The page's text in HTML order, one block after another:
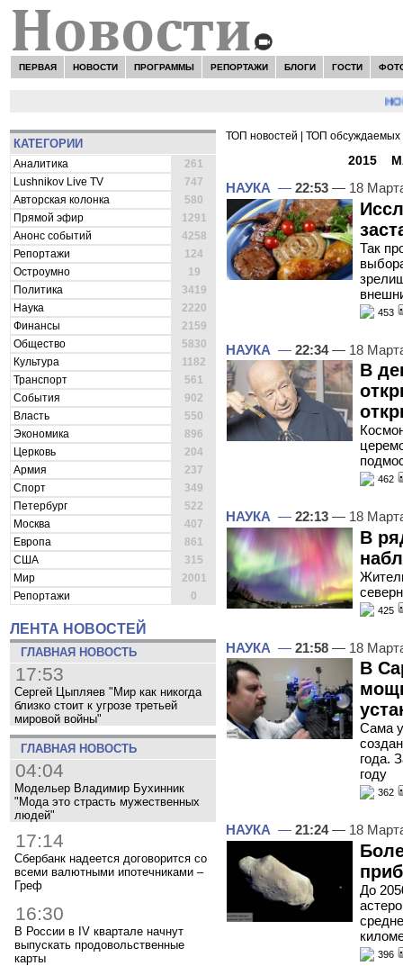
ПЕРВАЯ НОВОСТИ ПРОГРАММЫ РЕПОРТАЖИ БЛОГИ ГОСТИ
КАТЕГОРИИ
Аналитика
261
Lushnikov Live TV
747
Авторская колонка
580
Прямой эфир
1291
Анонс событий
4258
Репортажи
124
Остроумно
19
Политика
3419
Наука
2220
Финансы
2159
Общество
5830
Культура
1182
Транспорт
561
События
902
Власть
550
Экономика
896
Церковь
204
Армия
237
Спорт
349
Петербург
522
Москва
407
Европа
861
США
315
Мир
2001
Репортажи
0
ЛЕНТА НОВОСТЕЙ
ГЛАВНАЯ НОВОСТЬ
17:53
Сергей Цыпляев "Мир как никогда
близко стоит к угрозе третьей
мировой войны"
ГЛАВНАЯ НОВОСТЬ
04:04
Модельер Владимир Бухинник
"Мода это страсть мужественных
людей"
17:14
Сбербанк надеется договорится со
всеми валютными ипотечниками –
Греф
16:30
В России в IV квартале начнут
выпускать продовольственные
карты
ТОП новостей ТОП обсуждаемых
2015
НАУКА — 22:53 — 18
Так
453
НАУКА — 22:34— 18
В
462
НАУКА — 22:13 — 18
В
425
НАУКА — 21:58 — 18
В
Сама
года.
году
362
НАУКА — 21:24— 18
До
396